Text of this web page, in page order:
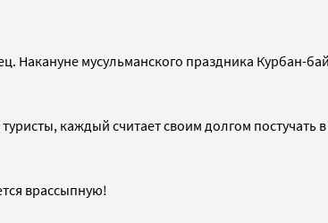
Накануне мусульманского праздника Курбан-
каждый считает своим долгом постучать
врассыпную!